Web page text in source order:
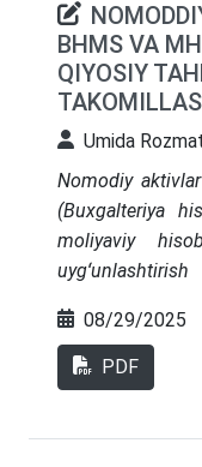
tayyorlash,
huquqiy va
alohida e’tibor
oshirish bilan
barqaror
BHMS VA
QIYOSIY
Umida
Nomodiy
(Buxgalteriya
moliyaviy
oʻzgartirish va
ilmiy takliflar
amaldagi 7-son
08/29/2025
PDF